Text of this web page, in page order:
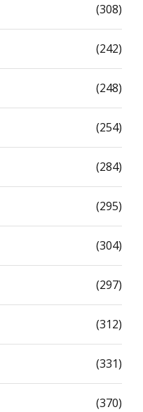
(308)
(242)
(248)
(254)
(284)
(295)
(304)
(297)
(312)
(331)
(370)